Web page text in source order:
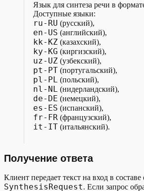
Язык для синтеза речи в
Доступные языки:
ru-RU (русский),
en-US (английский),
kk-KZ (казахский),
ky-KG (киргизский),
uz-UZ (узбекский),
pt-PT (португальский),
pl-PL (польский),
nl-NL (нидерландский),
de-DE (немецкий),
es-ES (испанский),
fr-FR (французский),
it-IT (итальянский).
Получение ответа
Клиент передает текст на вход в
SynthesisRequest. Если запрос